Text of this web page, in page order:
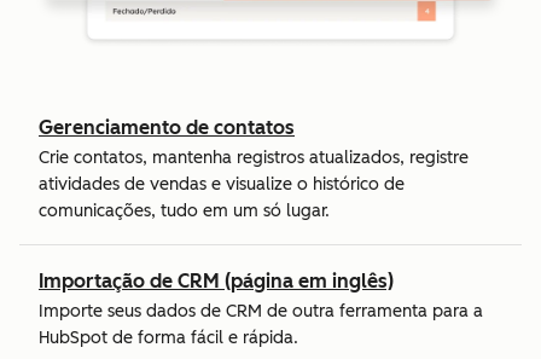
Gerenciamento de contatos
Crie contatos, mantenha registros atualizados, registre
atividades de vendas e visualize o histórico de
comunicações, tudo em um só lugar.
Importação de CRM (página em inglês)
Importe seus dados de CRM de outra ferramenta para a
HubSpot de forma fácil e rápida.